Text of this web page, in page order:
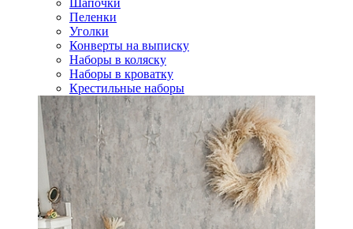
Шапочки
Пеленки
Уголки
Конверты на выписку
Наборы в коляску
Наборы в кроватку
Крестильные наборы